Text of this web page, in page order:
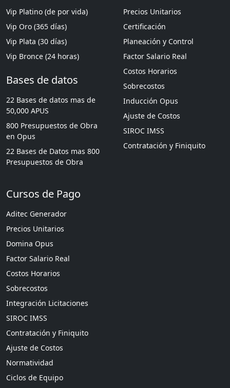
Vip Platino (de por vida)
Vip Oro (365 días)
Vip Plata (30 días)
Vip Bronce (24 horas)
Bases de datos
22 Bases de datos mas de
50,000 APUS
800 Presupuestos de Obra
en Opus
22 Bases de Datos mas 800
Presupuestos de Obra
Precios Unitarios
Certificación
Planeación y Control
Factor Salario Real
Costos Horarios
Sobrecostos
Inducción Opus
Ajuste de Costos
SIROC IMSS
Contratación y Finiquito
Cursos de Pago
Aditec Generador
Precios Unitarios
Domina Opus
Factor Salario Real
Costos Horarios
Sobrecostos
Integración Licitaciones
SIROC IMSS
Contratación y Finiquito
Ajuste de Costos
Normatividad
Ciclos de Equipo